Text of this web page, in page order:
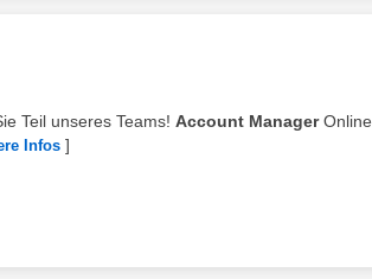
Teil unseres Teams! Account ManagerOnline
Infos ]